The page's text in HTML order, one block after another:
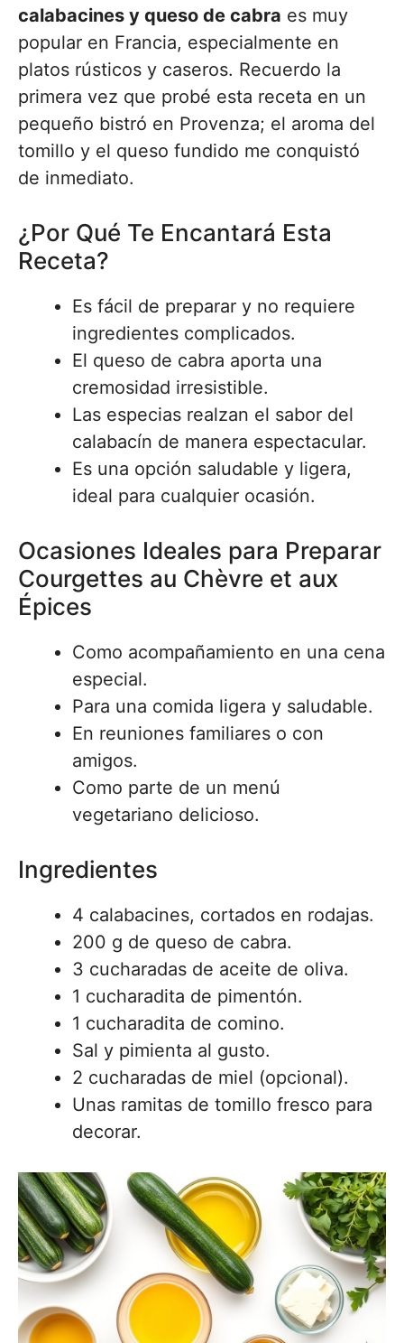
calabacines y queso de cabra es muy
popular en Francia, especialmente en
platos rústicos y caseros. Recuerdo la
primera vez que probé esta receta en un
pequeño bistró en Provenza; el aroma del
tomillo y el queso fundido me conquistó
de inmediato.
¿Por Qué Te Encantará Esta
Receta?
Es fácil de preparar y no requiere
ingredientes complicados.
El queso de cabra aporta una
cremosidad irresistible.
Las especias realzan el sabor del
calabacín de manera espectacular.
Es una opción saludable y ligera,
ideal para cualquier ocasión.
Ocasiones Ideales para Preparar
Courgettes au Chèvre et aux
Épices
Como acompañamiento en una cena
especial.
Para una comida ligera y saludable.
En reuniones familiares o con
amigos.
Como parte de un menú
vegetariano delicioso.
Ingredientes
4 calabacines, cortados en rodajas.
200 g de queso de cabra.
3 cucharadas de aceite de oliva.
1 cucharadita de pimentón.
1 cucharadita de comino.
Sal y pimienta al gusto.
2 cucharadas de miel (opcional).
Unas ramitas de tomillo fresco para
decorar.